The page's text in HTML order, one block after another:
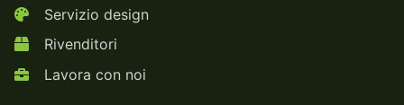
Servizio design
Rivenditori
Lavora con noi